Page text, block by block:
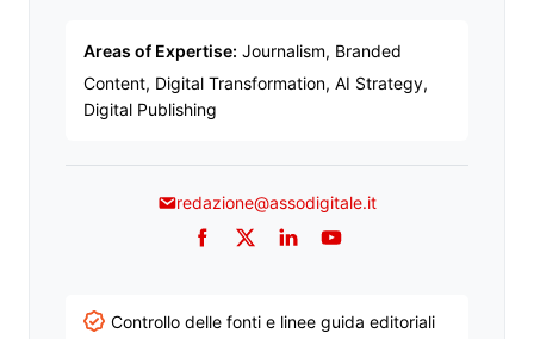
Areas of Expertise: Journalism, Branded
Content, Digital Transformation, AI Strategy,
Digital Publishing
redazione@assodigitale.it
Facebook
TwitterLinkedInYouTube
Controllo delle fonti e linee guida editoriali